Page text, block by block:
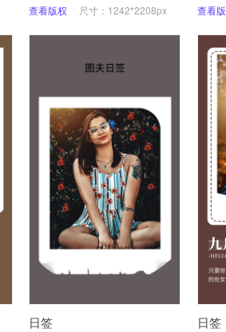
查看版权 尺寸：1242*2208px 查看
日签 日签